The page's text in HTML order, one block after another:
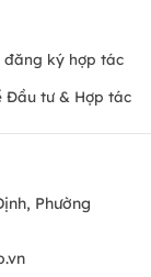
đăng ký hợp tác
Đầu tư & Hợp tác
Phường